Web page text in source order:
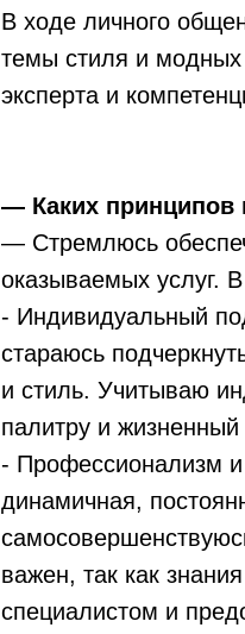
В ходе личного
темы стиля и модных
эксперта и
— Каких принципов
— Стремлюсь
оказываемых услуг.
- Индивидуальный
стараюсь
и стиль. Учитываю
палитру и
- Профессионализм
динамичная,
важен, так как
специалистом и